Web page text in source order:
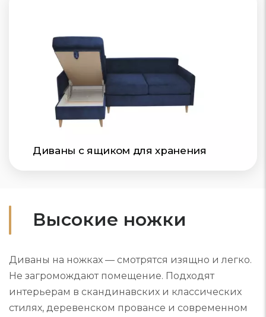
Диваны с ящиком для хранения
Высокие ножки
Диваны на ножках — смотрятся изящно и легко.
Не загромождают помещение. Подходят
интерьерам в скандинавских и классических
стилях, деревенском провансе и современном